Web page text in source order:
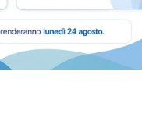
diam.50 cod.6010052